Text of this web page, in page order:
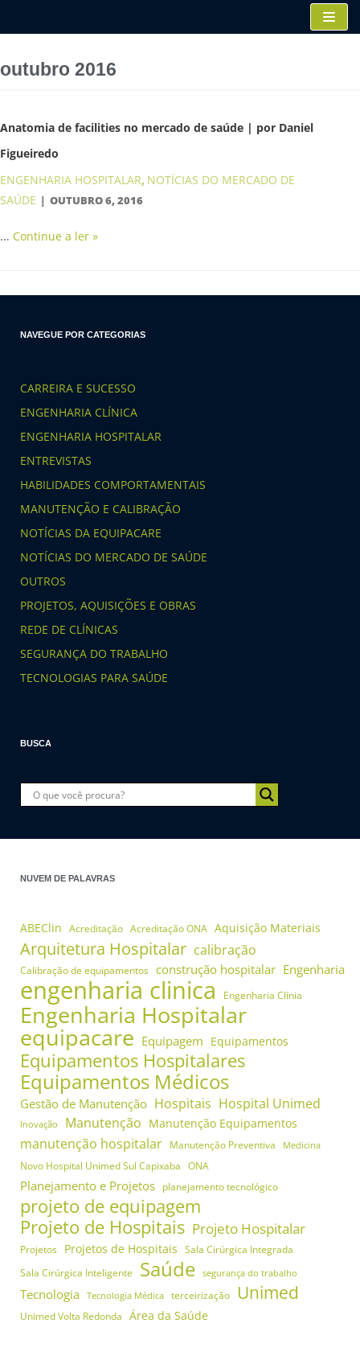
para
conteúdo
outubro 2016
Anatomia de facilities no mercado de saúde | por Daniel
Figueiredo
ENGENHARIA HOSPITALAR, NOTÍCIAS DO MERCADO DE
SAÚDE
OUTUBRO 6, 2016
… Continue a ler »
NAVEGUE POR CATEGORIAS
CARREIRA E SUCESSO
ENGENHARIA CLÍNICA
ENGENHARIA HOSPITALAR
ENTREVISTAS
HABILIDADES COMPORTAMENTAIS
MANUTENÇÃO E CALIBRAÇÃO
NOTÍCIAS DA EQUIPACARE
NOTÍCIAS DO MERCADO DE SAÚDE
OUTROS
PROJETOS, AQUISIÇÕES E OBRAS
REDE DE CLÍNICAS
SEGURANÇA DO TRABALHO
TECNOLOGIAS PARA SAÚDE
BUSCA
NUVEM DE PALAVRAS
ABEClin Acreditação Acreditação ONA Aquisição Materiais
Arquitetura Hospitalar calibração
Calibração de equipamentos construção hospitalar Engenharia
engenharia clinica Engenharia Clínia
Engenharia Hospitalar
equipacare Equipagem Equipamentos
Equipamentos Hospitalares
Equipamentos Médicos
Gestão de Manutenção Hospitais Hospital Unimed
Inovação Manutenção Manutenção Equipamentos
manutenção hospitalar Manutenção Preventiva Medicina
Novo Hospital Unimed Sul Capixaba ONA
Planejamento e Projetos planejamento tecnológico
projeto de equipagem
Projeto de Hospitais Projeto Hospitalar
Projetos Projetos de Hospitais Sala Cirúrgica Integrada
Sala Cirúrgica Inteligente
Saúde segurança do trabalho
Tecnologia Tecnologia Médica terceirização Unimed
Unimed Volta Redonda Área da Saúde